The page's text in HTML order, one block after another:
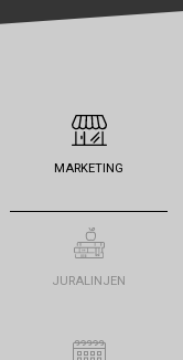
MARKETING
JURALINJEN